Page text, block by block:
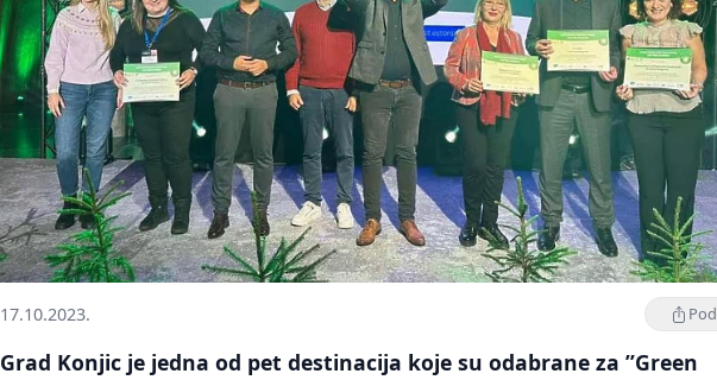
17.10.2023.
Grad Konjic je jedna od pet destinacija koje su odabrane za ”Green